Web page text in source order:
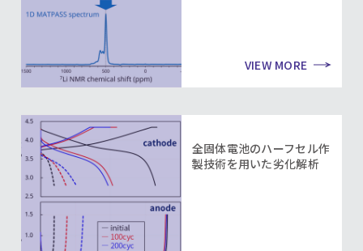
VIEW MORE
全固体電池のハーフセル作
製技術を用いた劣化解析